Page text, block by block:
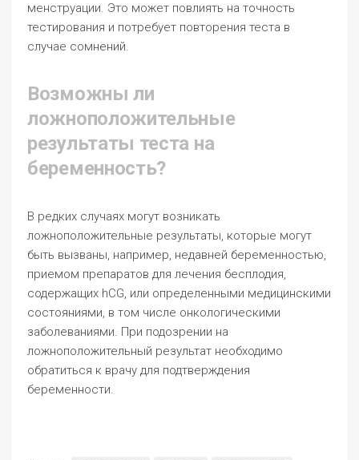
менструации. Это может повлиять на точность
тестирования и потребует повторения теста в
случае сомнений.
Возможны ли
ложноположительные
результаты теста на
беременность?
В редких случаях могут возникать
ложноположительные результаты, которые могут
быть вызваны, например, недавней беременностью,
приемом препаратов для лечения бесплодия,
содержащих hCG, или определенными медицинскими
состояниями, в том числе онкологическими
заболеваниями. При подозрении на
ложноположительный результат необходимо
обратиться к врачу для подтверждения
беременности.